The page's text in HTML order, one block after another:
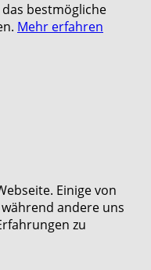
bestmögliche
Mehr erfahren
Einige von
andere uns
zu